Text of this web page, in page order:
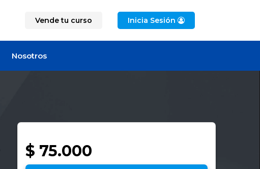
Vende tu curso Inicia Sesión
Nosotros
$ 75.000